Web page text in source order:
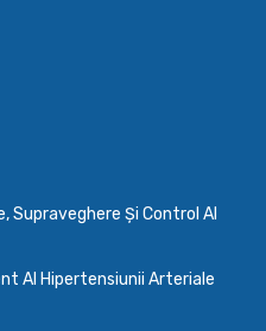
Supraveghere Şi Control Al
Al Hipertensiunii Arteriale